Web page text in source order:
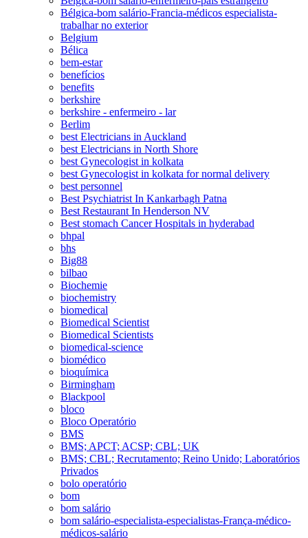
Bélgica-bom salário-Francia-médicos especialista-
trabalhar no exterior
Belgium
Bélica
bem-estar
benefícios
benefits
berkshire
berkshire - enfermeiro - lar
Berlim
best Electricians in Auckland
best Electricians in North Shore
best Gynecologist in kolkata
best Gynecologist in kolkata for normal delivery
best personnel
Best Psychiatrist In Kankarbagh Patna
Best Restaurant In Henderson NV
Best stomach Cancer Hospitals in hyderabad
bhpal
bhs
Big88
bilbao
Biochemie
biochemistry
biomedical
Biomedical Scientist
Biomedical Scientists
biomedical-science
biomédico
bioquímica
Birmingham
Blackpool
bloco
Bloco Operatório
BMS
BMS; APCT; ACSP; CBL; UK
BMS; CBL; Recrutamento; Reino Unido; Laboratórios
Privados
bolo operatório
bom
bom salário
bom salário-especialista-especialistas-França-médico-
médicos-salário